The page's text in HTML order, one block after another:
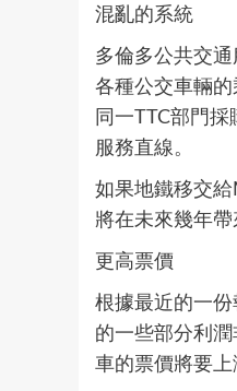
混亂的系統
多倫多公共交
各種公交車輛
同一TTC部門
服務直線。
如果地鐵移交
將在未來幾年帶
更高票價
根據最近的一
的一些部分利
車的票價將要上